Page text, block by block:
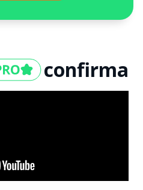
confirma